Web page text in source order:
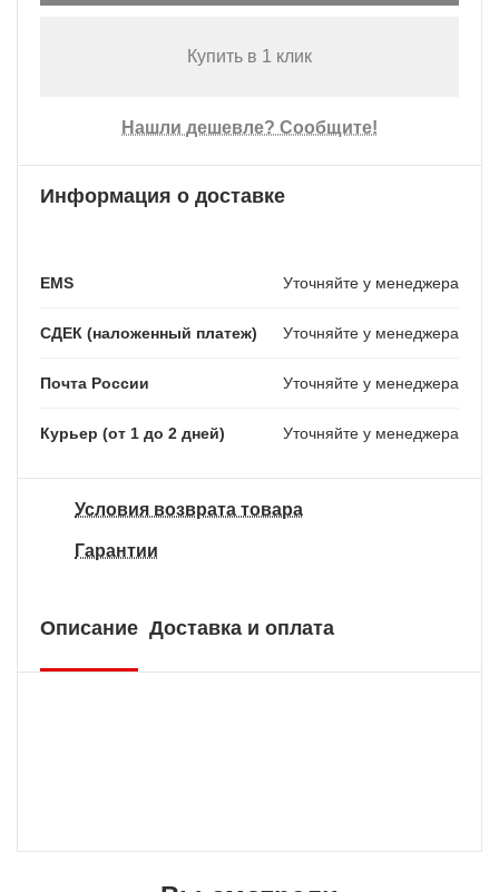
Купить в 1 клик
Нашли дешевле? Сообщите!
Информация о доставке
EMS Уточняйте у менеджера
СДЕК (наложенный платеж) Уточняйте у менеджера
Почта России Уточняйте у менеджера
Курьер (от 1 до 2 дней) Уточняйте у менеджера
Условия возврата товара
Гарантии
Описание Доставка и оплата